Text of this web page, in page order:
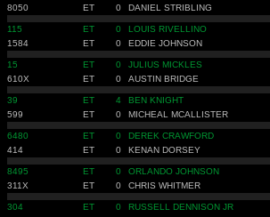
8050
ET 0 DANIEL STRIBLING
115 ET 0 LOUIS RIVELLINO
1584
ET 0 EDDIE JOHNSON
15 ET 0 JULIUS MICKLES
610X
ET 0 AUSTIN BRIDGE
39 ET 4 BEN KNIGHT
599
ET 0 MICHEAL MCALLISTER
6480 ET 0 DEREK CRAWFORD
414
ET 0 KENAN DORSEY
8495 ET 0 ORLANDO JOHNSON
311X
ET 0 CHRIS WHITMER
304 ET 0 RUSSELL DENNISON JR